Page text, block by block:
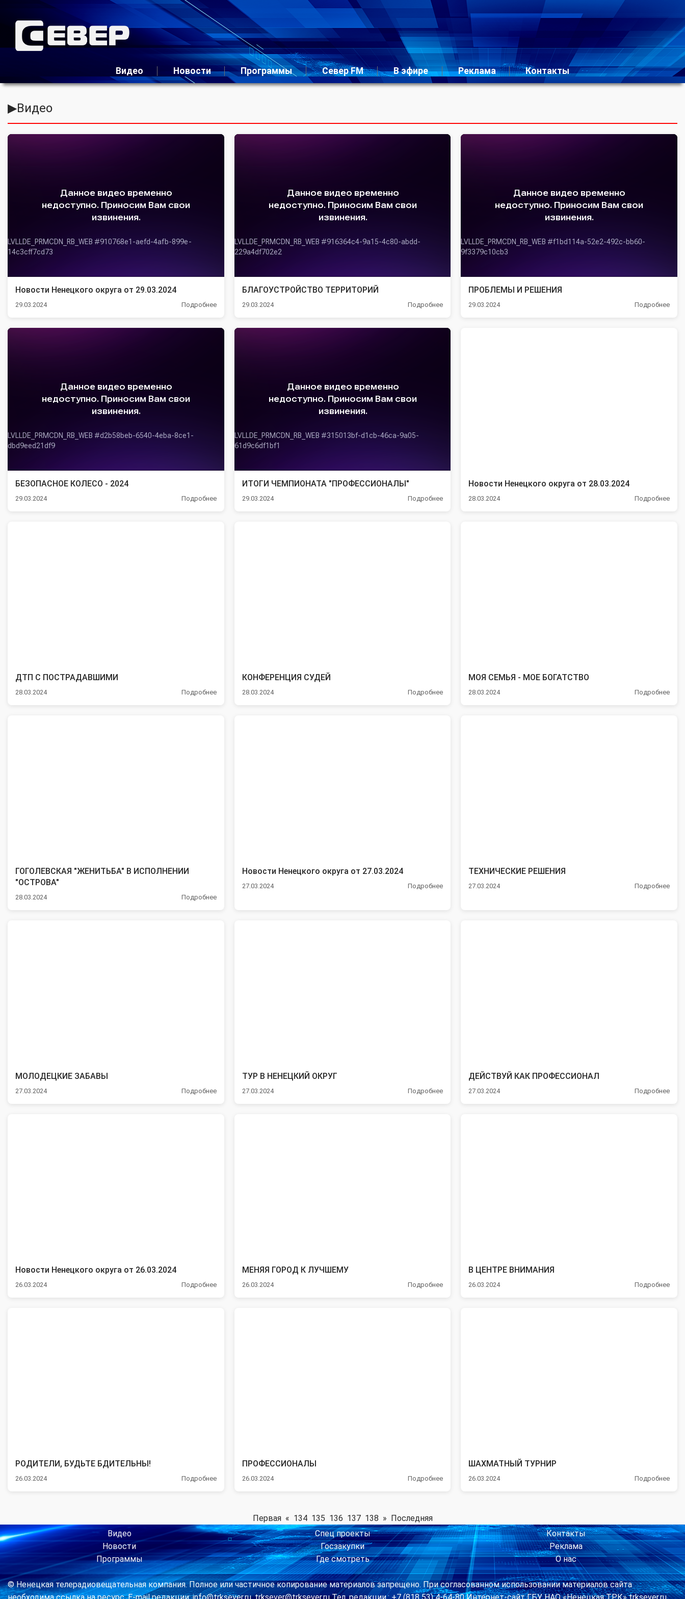
Видео Новости Программы Север FM В эфире Реклама Контакты
▶Видео
Новости Ненецкого округа от 29.03.2024
29.03.2024 Подробнее
БЛАГОУСТРОЙСТВО ТЕРРИТОРИЙ
29.03.2024 Подробнее
ПРОБЛЕМЫ И РЕШЕНИЯ
29.03.2024 Подробнее
БЕЗОПАСНОЕ КОЛЕСО - 2024
29.03.2024 Подробнее
ИТОГИ ЧЕМПИОНАТА "ПРОФЕССИОНАЛЫ"
29.03.2024 Подробнее
Новости Ненецкого округа от 28.03.2024
28.03.2024 Подробнее
ДТП С ПОСТРАДАВШИМИ
28.03.2024 Подробнее
КОНФЕРЕНЦИЯ СУДЕЙ
28.03.2024 Подробнее
МОЯ СЕМЬЯ - МОЕ БОГАТСТВО
28.03.2024 Подробнее
ГОГОЛЕВСКАЯ "ЖЕНИТЬБА" В ИСПОЛНЕНИИ
"ОСТРОВА"
28.03.2024 Подробнее
Новости Ненецкого округа от 27.03.2024
27.03.2024 Подробнее
ТЕХНИЧЕСКИЕ РЕШЕНИЯ
27.03.2024 Подробнее
МОЛОДЕЦКИЕ ЗАБАВЫ
27.03.2024 Подробнее
ТУР В НЕНЕЦКИЙ ОКРУГ
27.03.2024 Подробнее
ДЕЙСТВУЙ КАК ПРОФЕССИОНАЛ
27.03.2024 Подробнее
Новости Ненецкого округа от 26.03.2024
26.03.2024 Подробнее
МЕНЯЯ ГОРОД К ЛУЧШЕМУ
26.03.2024 Подробнее
В ЦЕНТРЕ ВНИМАНИЯ
26.03.2024 Подробнее
РОДИТЕЛИ, БУДЬТЕ БДИТЕЛЬНЫ!
26.03.2024 Подробнее
ПРОФЕССИОНАЛЫ
26.03.2024 Подробнее
ШАХМАТНЫЙ ТУРНИР
26.03.2024 Подробнее
Первая « 134 135 136 137 138 » Последняя
Видео
Новости
Программы
Спец проекты
Госзакупки
Где смотреть
Контакты
Реклама
О нас
© Ненецкая телерадиовещательная компания. Полное или частичное копирование материалов запрещено. При согласованном использовании материалов сайта